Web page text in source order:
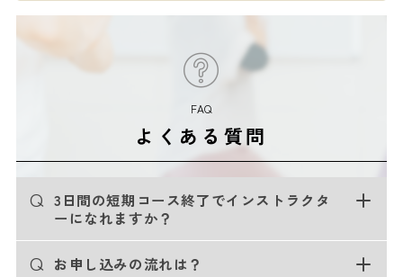
FAQ
よくある質問
Q 3日間の短期コース終了でインストラクタ
ーになれますか？
Q お申し込みの流れは？